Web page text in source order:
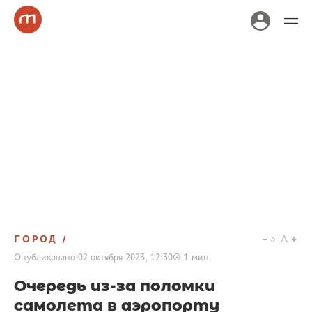
ГОРОД
Опубликовано 02 октября 2023, 12:30 1 мин.
a A
Очередь из-за поломки
самолета в аэропорту